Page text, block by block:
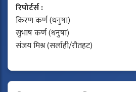
रिपोर्टर्स :
किरण कर्ण (धनुषा)
सुभाष कर्ण (धनुषा)
संजय मिश्र (सर्लाही/रौतहट)